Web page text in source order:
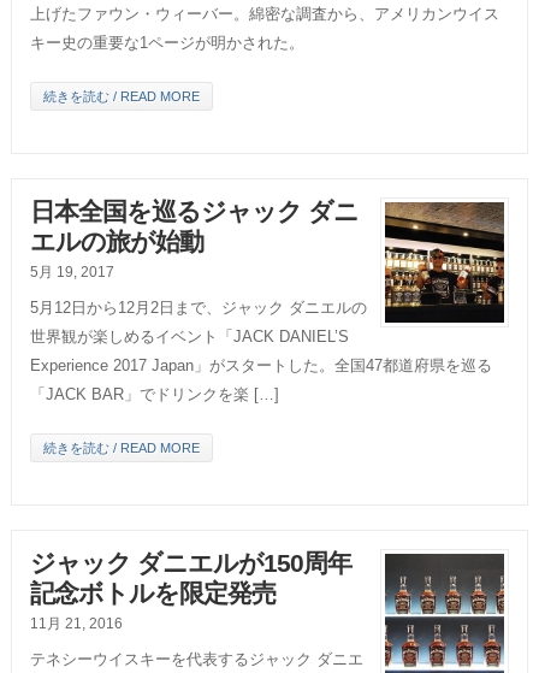
上げたファウン・ウィーバー。綿密な調査から、アメリカンウイス
キー史の重要な1ページが明かされた。
続きを読む / READ MORE
日本全国を巡るジャック ダニ
エルの旅が始動
5月 19, 2017
5月12日から12月2日まで、ジャック ダニエルの
世界観が楽しめるイベント「JACK DANIEL’S
Experience 2017 Japan」がスタートした。全国47都道府県を巡る
「JACK BAR」でドリンクを楽 […]
続きを読む / READ MORE
ジャック ダニエルが150周年
記念ボトルを限定発売
11月 21, 2016
テネシーウイスキーを代表するジャック ダニエ